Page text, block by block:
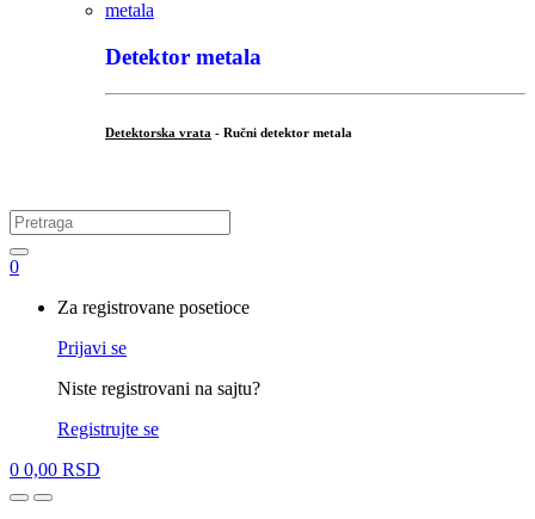
Detektor metala
Detektorska vrata - Ručni detektor metala
Search
for:
0
Za registrovane posetioce
Prijavi se
Niste registrovani na sajtu?
Registrujte se
0 0,00 RSD
OpenClose